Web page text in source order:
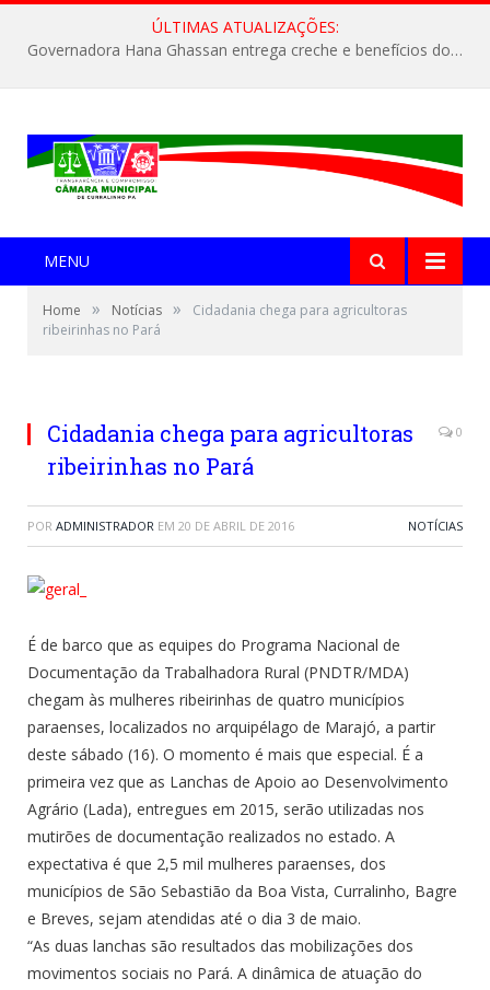
ÚLTIMAS ATUALIZAÇÕES:
Vereadores reúnem para traçar metas de trabalho
MENU
Home » Notícias »
Cidadania chega para agricultoras
ribeirinhas no Pará
Cidadania chega para agricultoras
ribeirinhas no Pará
0
POR ADMINISTRADOR EM 20 DE ABRIL DE 2016 NOTÍCIAS
É de barco que as equipes do Programa Nacional de
Documentação da Trabalhadora Rural (PNDTR/MDA)
chegam às mulheres ribeirinhas de quatro municípios
paraenses, localizados no arquipélago de Marajó, a partir
deste sábado (16). O momento é mais que especial. É a
primeira vez que as Lanchas de Apoio ao Desenvolvimento
Agrário (Lada), entregues em 2015, serão utilizadas nos
mutirões de documentação realizados no estado. A
expectativa é que 2,5 mil mulheres paraenses, dos
municípios de São Sebastião da Boa Vista, Curralinho, Bagre
e Breves, sejam atendidas até o dia 3 de maio.
“As duas lanchas são resultados das mobilizações dos
movimentos sociais no Pará. A dinâmica de atuação do